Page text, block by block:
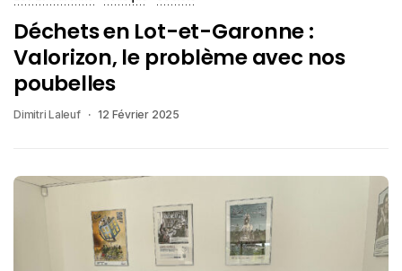
Déchets en Lot-et-Garonne :
Valorizon, le problème avec nos
poubelles
Dimitri Laleuf 12 Février 2025